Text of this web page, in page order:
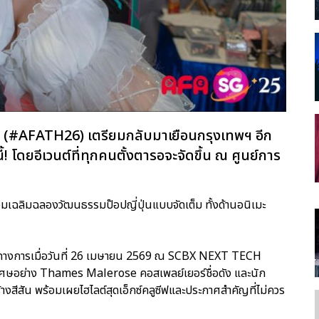
เตรียมกลับมาเยือนกรุงเทพฯ อีก
โดยอีเวนต์ที่ทุกคนตั้งตารอจะจัดขึ้น ณ ศูนย์การ
มเฉลิมฉลองวัฒนธรรมป๊อปญี่ปุ่นแบบจัดเต็ม ทั้งด้านอนิเมะ
งการเมื่อวันที่ 26 เมษายน 2569 ณ SCBX NEXT TECH
ษอย่าง Thames Malerose คอสเพลย์เยอร์ชื่อดัง และนัก
สีสัน พร้อมเผยไฮไลต์สุดเอ็กซ์คลูซีฟและประกาศสำคัญที่ไม่ควร